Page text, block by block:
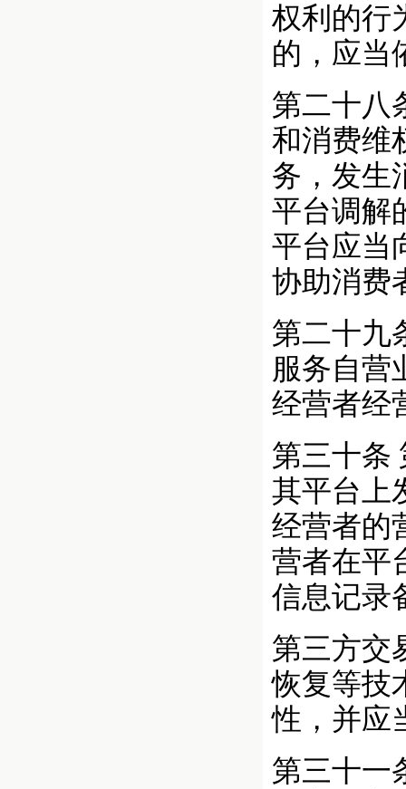
权利的行
的，应当
第二十八
和消费维
务，发生
平台调解
平台应当
协助消费
第二十九
服务自营
经营者经
第三十条
其平台上
经营者的
营者在平
信息记录
第三方交
恢复等技
性，并应
第三十一